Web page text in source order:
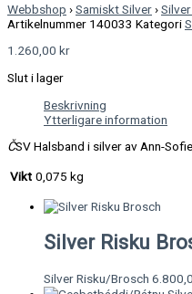
Webbshop ›Samiskt Silver›
Artikelnummer 140033 Kategori
1.260,00 kr
Slut i lager
Beskrivning
Ytterligare information
ČSV Halsband i silver av Ann-
Vikt 0,075 kg
Silver Risku
Silver Risku/Brosch